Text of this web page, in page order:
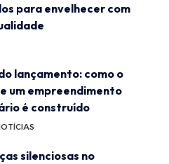
para envelhecer com
lançamento: como o
um empreendimento
é construído
silenciosas no